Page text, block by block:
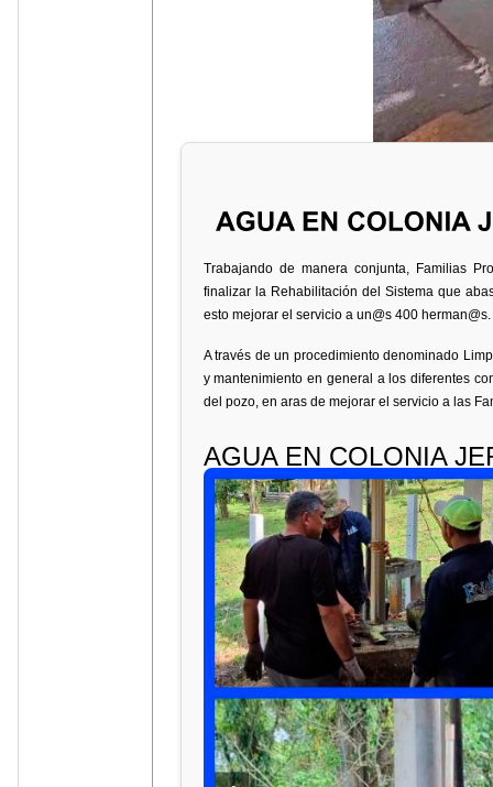
Trabajando de manera conjunta, Familias
finalizar la Rehabilitación del Sistema que
esto mejorar el servicio a un@s 400 herman@s.
A través de un procedimiento denominado
y mantenimiento en general a los diferentes
del pozo, en aras de mejorar el servicio a las
AGUA EN COLONIA